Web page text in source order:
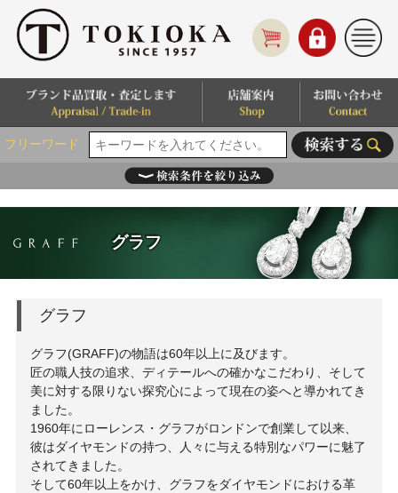
フリーワード
グラフ
グラフ
グラフ(GRAFF)の物語は60年以上に及びます。
匠の職人技の追求、ディテールへの確かなこだわり、そして
美に対する限りない探究心によって現在の姿へと導かれてき
ました。
1960年にローレンス・グラフがロンドンで創業して以来、
彼はダイヤモンドの持つ、人々に与える特別なパワーに魅了
されてきました。
そして60年以上をかけ、グラフをダイヤモンドにおける革